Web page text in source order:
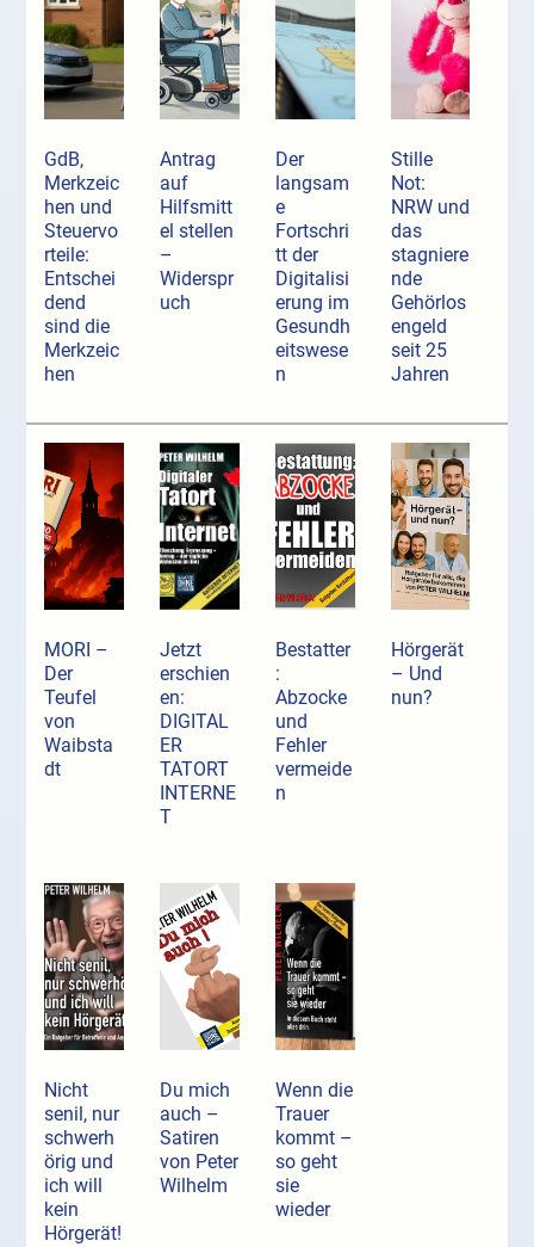
GdB,
Merkzeic
hen und
Steuervo
rteile:
Entschei
dend
sind die
Merkzeic
hen
Antrag
auf
Hilfsmitt
el stellen
–
Widerspr
uch
Der
langsam
e
Fortschri
tt der
Digitalisi
erung im
Gesundh
eitswese
n
Stille
Not:
NRW und
das
stagniere
nde
Gehörlos
engeld
seit 25
Jahren
MORI –
Der
Teufel
von
Waibsta
dt
Jetzt
erschien
en:
DIGITAL
ER
TATORT
INTERNE
T
Bestatter
:
Abzocke
und
Fehler
vermeide
n
Hörgerät
– Und
nun?
Nicht
senil, nur
schwerh
örig und
ich will
kein
Hörgerät!
Du mich
auch –
Satiren
von Peter
Wilhelm
Wenn die
Trauer
kommt –
so geht
sie
wieder